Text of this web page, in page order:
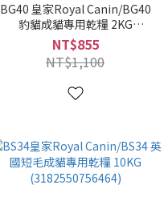
BG40 皇家Royal Canin/BG40
豹貓成貓專用乾糧 2KG
(3182550864091)
NT$855
NT$1,100